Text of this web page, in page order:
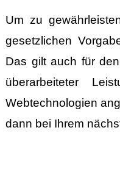
Um zu
gesetzlichen
Das gilt auch für
überarbeiteter
Webtechnologien
dann bei Ihrem